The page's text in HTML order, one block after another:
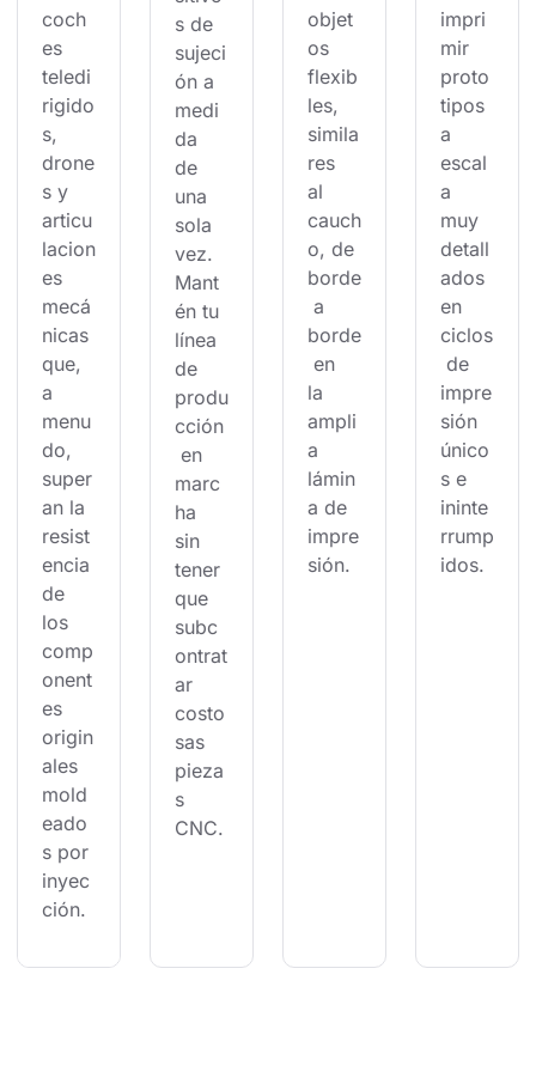
coch
es
teledi
rigido
s,
drone
s y
articu
lacion
es
mecá
nicas
que,
a
menu
do,
super
an la
resist
encia
de
los
comp
onent
es
origin
ales
mold
eado
s por
inyec
ción.
s de
sujeci
ón a
medi
da
de
una
sola
vez.
Mant
én tu
línea
de
produ
cción
en
marc
ha
sin
tener
que
subc
ontrat
ar
costo
sas
pieza
s
CNC.
objet
os
flexib
les,
simila
res
al
cauch
o, de
borde
a
borde
en
la
ampli
a
lámin
a de
impre
sión.
impri
mir
proto
tipos
a
escal
a
muy
detall
ados
en
ciclos
de
impre
sión
único
s e
ininte
rrump
idos.